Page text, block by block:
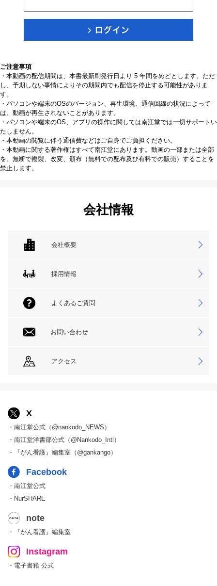
ご注意事項
・本動画の配信期間は、本書最新刷発行日より 5 年間をめどとします。ただ
し、予期しない事情によりその期間内でも配信を停止する可能性がありま
す。
・パソコンや端末のOSのバージョン、再生環境、通信回線の状況によって
は、動画が再生されないことがあります。
・パソコンや端末のOS、アプリの操作に関しては南江堂では一切サポートい
たしません。
・本動画の閲覧に伴う通信費などはご自身でご負担ください。
・本動画に関する著作権はすべて南江堂にあります。動画の一部または全部
を、無断で複製、改変、頒布（無料での配布及び有料での販売）することを
禁止します。
会社情報
会社概要
採用情報
よくあるご質問
お問い合わせ
アクセス
X
・南江堂公式（@nankodo_NEWS）
・南江堂洋書部公式（@Nankodo_Intl）
・『がん看護』編集室（@gankango）
Facebook
・南江堂公式
・NurSHARE
note
・『がん看護』編集室
Instagram
・電子書籍 公式